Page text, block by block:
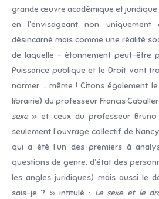
grande œuvre académique et juridique
en l’envisageant non uniquement
désincarné mais comme une réalité
de laquelle – étonnement peut-être
Puissance publique et le Droit vont
normer … même ! Citons également
librairie) du professeur Francis
sexe» et ceux du professeur
seulement l’ouvrage collectif de
qui a été l’un des premiers à
questions de genre, d’état des
les angles juridiques) mais aussi le
sais-je ? » intitulé : Le sexe et le